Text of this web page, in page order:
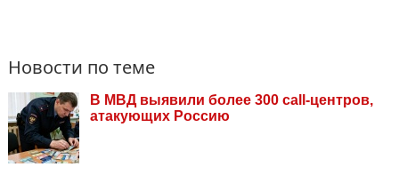
Новости по теме
В МВД выявили более 300 call-центров,
атакующих Россию